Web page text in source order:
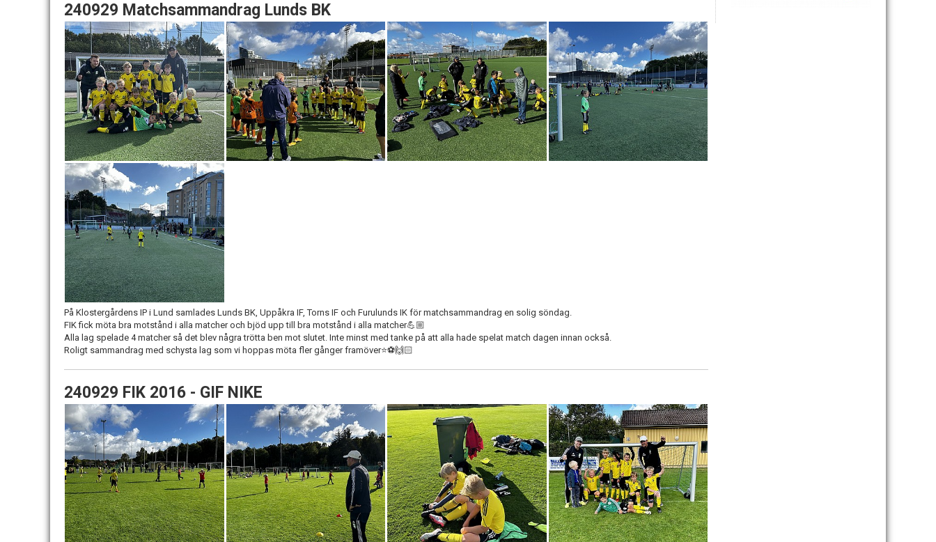
240929 Matchsammandrag Lunds BK
På Klostergårdens IP i Lund samlades Lunds BK, Uppåkra IF, Torns IF och Furulunds IK för matchsammandrag en solig söndag.
FIK fick möta bra motstånd i alla matcher och bjöd upp till bra motstånd i alla matcher💪🏼
Alla lag spelade 4 matcher så det blev några trötta ben mot slutet. Inte minst med tanke på att alla hade spelat match dagen innan också.
Roligt sammandrag med schysta lag som vi hoppas möta fler gånger framöver⭐️⚽️🙌🏻
240929 FIK 2016 - GIF NIKE